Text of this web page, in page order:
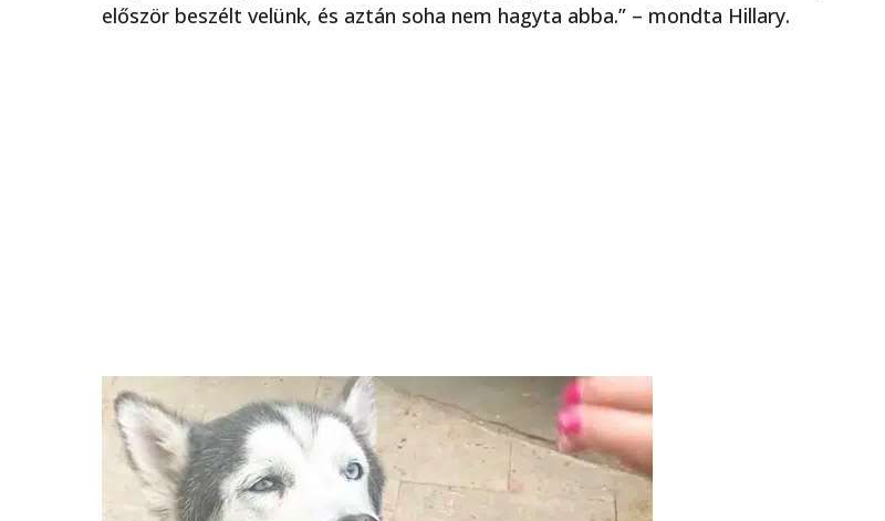
először beszélt velünk, és aztán soha nem hagyta abba.” – mondta Hillary.